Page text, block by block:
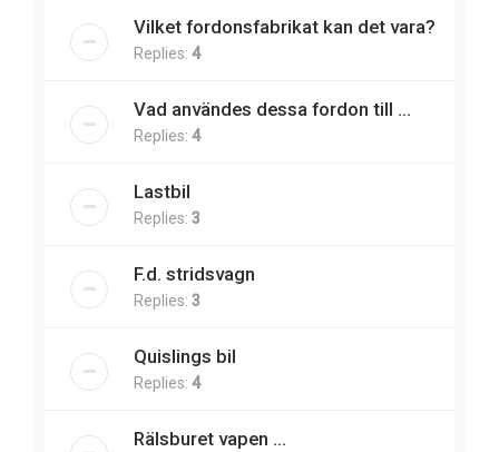
Vilket fordonsfabrikat kan det vara?
Replies: 4
Vad användes dessa fordon till ...
Replies: 4
Lastbil
Replies: 3
F.d. stridsvagn
Replies: 3
Quislings bil
Replies: 4
Rälsburet vapen ...